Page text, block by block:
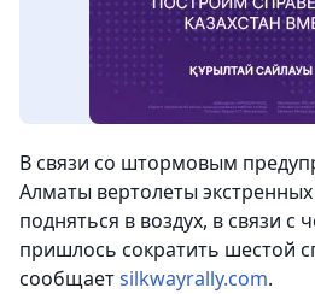
В связи со штормовым
Алматы вертолеты
подняться в воздух, в связи с
пришлось сократить шестой
сообщаетsilkwayrally.com.